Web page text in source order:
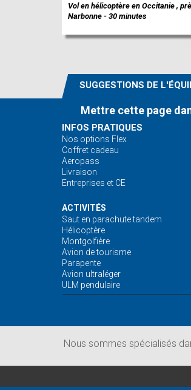
Vol en hélicoptère en Occitanie ,
Narbonne - 30 minutes
SUGGESTIONS DE
Mettre cette page
INFOS PRATIQUES
Nos options Flex
Coffret cadeau
Aeropass
Livraison
Entreprises et CE
ACTIVITÉS
Saut en parachute tandem
Hélicoptère
Montgolfière
Avion de tourisme
Parapente
Avion ultraléger
ULM pendulaire
Nous sommes spécialisés